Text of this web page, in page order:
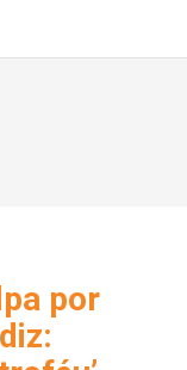
por